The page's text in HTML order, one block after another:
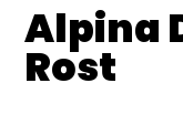
Alpina
Rost